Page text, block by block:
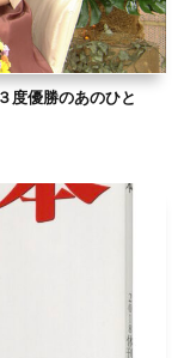
度優勝のあのひと